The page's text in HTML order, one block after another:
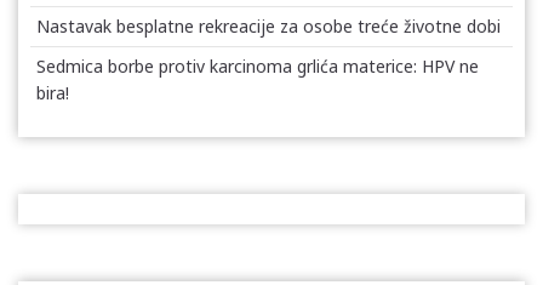
Nastavak besplatne rekreacije za osobe treće životne dobi
Sedmica borbe protiv karcinoma grlića materice: HPV ne
bira!